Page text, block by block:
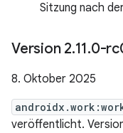
Sitzung nach
Version 2.11.0-
8. Oktober 2025
veröffentlicht.